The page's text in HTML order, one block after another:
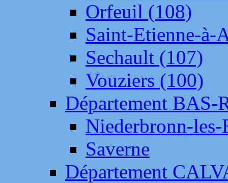
Orfeuil (108)
Saint-Etienne-à-
Sechault (107)
Vouziers (100)
Département BAS-
Niederbronn-
Saverne
Département